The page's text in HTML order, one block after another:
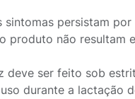
persistam
produto não resultam
deve ser feito sob
durante a lactação